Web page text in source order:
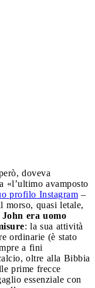
doveva
«l’ultimo avamposto
profilo Instagram –
morso, quasi letale,
John era uomo
: la sua attività
ordinarie (è stato
a fini
oltre alla Bibbia
prime frecce
essenziale con